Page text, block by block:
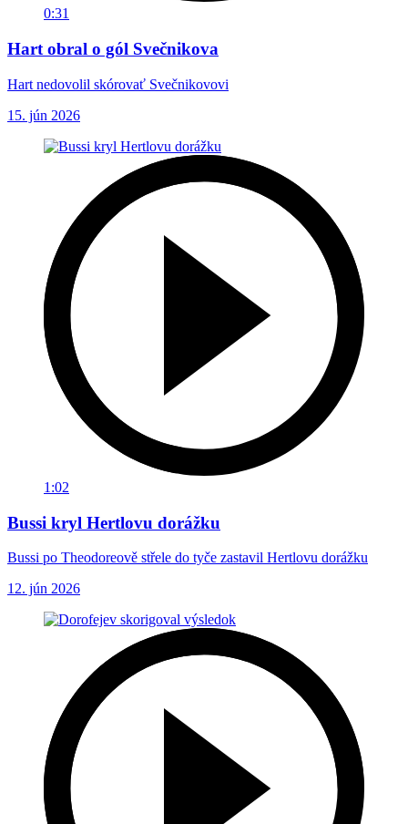
0:31
Hart obral o gól Svečnikova
Hart nedovolil skórovať Svečnikovovi
15. jún 2026
1:02
Bussi kryl Hertlovu dorážku
Bussi po Theodoreově střele do tyče zastavil Hertlovu dorážku
12. jún 2026